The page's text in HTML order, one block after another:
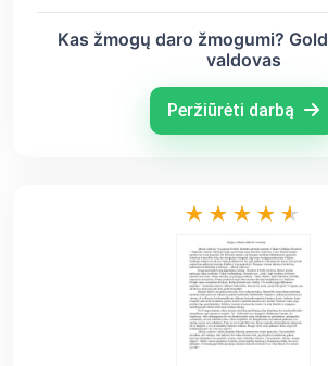
Kas žmogų daro žmogumi?
valdovas
Peržiūrėti darbą